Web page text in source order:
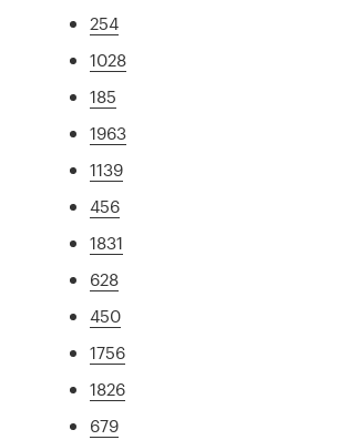
254
1028
185
1963
1139
456
1831
628
450
1756
1826
679